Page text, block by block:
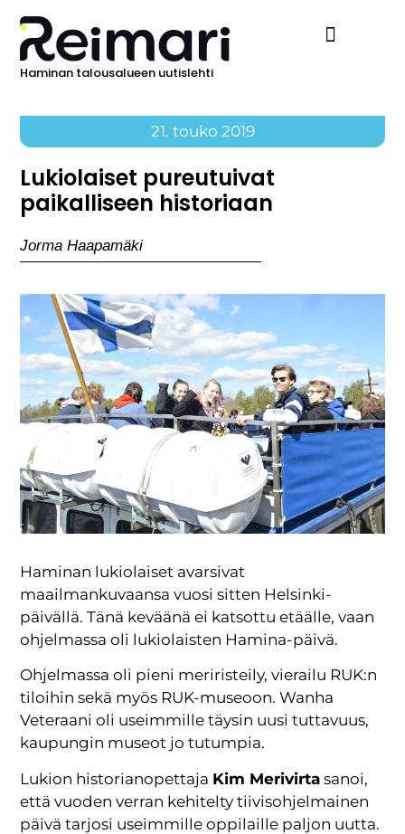
Haminan talousalueen uutislehti
21. touko 2019
Lukiolaiset pureutuivat
paikalliseen historiaan
Jorma Haapamäki
Haminan lukiolaiset avarsivat
maailmankuvaansa vuosi sitten Helsinki-
päivällä. Tänä keväänä ei katsottu etäälle, vaan
ohjelmassa oli lukiolaisten Hamina-päivä.
Ohjelmassa oli pieni meriristeily, vierailu RUK:n
tiloihin sekä myös RUK-museoon. Wanha
Veteraani oli useimmille täysin uusi tuttavuus,
kaupungin museot jo tutumpia.
Lukion historianopettaja Kim Merivirta sanoi,
että vuoden verran kehitelty tiivisohjelmainen
päivä tarjosi useimmille oppilaille paljon uutta.